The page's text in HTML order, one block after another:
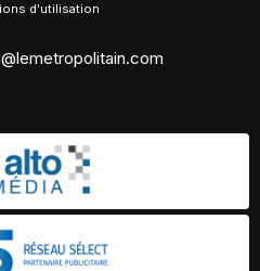
d'utilisation